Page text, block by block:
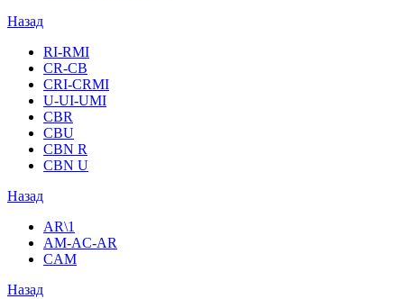
Назад
RI-RMI
CR-CB
СRI-СRMI
U-UI-UMI
CBR
CBU
CBN R
CBN U
Назад
AR\1
AM-AC-AR
CAM
Назад